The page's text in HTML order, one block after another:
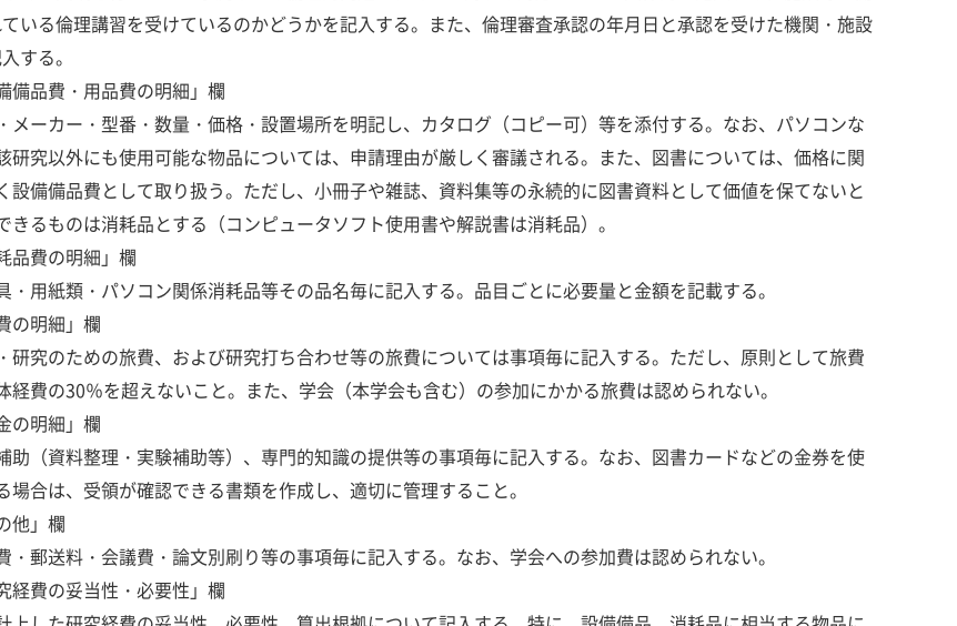
いる倫理講習を受けているのかどうかを記入する。また、倫理審査承認の年月日と承認を受けた機関・施設
する。
備品費・用品費の明細」欄
メーカー・型番・数量・価格・設置場所を明記し、カタログ（コピー可）等を添付する。なお、パソコンな
研究以外にも使用可能な物品については、申請理由が厳しく審議される。また、図書については、価格に関
設備備品費として取り扱う。ただし、小冊子や雑誌、資料集等の永続的に図書資料として価値を保てないと
きるものは消耗品とする（コンピュータソフト使用書や解説書は消耗品）。
品費の明細」欄
・用紙類・パソコン関係消耗品等その品名毎に記入する。品目ごとに必要量と金額を記載する。
の明細」欄
研究のための旅費、および研究打ち合わせ等の旅費については事項毎に記入する。ただし、原則として旅費
経費の30％を超えないこと。また、学会（本学会も含む）の参加にかかる旅費は認められない。
の明細」欄
助（資料整理・実験補助等）、専門的知識の提供等の事項毎に記入する。なお、図書カードなどの金券を使
場合は、受領が確認できる書類を作成し、適切に管理すること。
他」欄
・郵送料・会議費・論文別刷り等の事項毎に記入する。なお、学会への参加費は認められない。
経費の妥当性・必要性」欄